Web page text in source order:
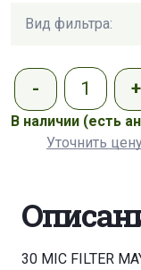
Вид фильтра:
В наличии (есть
Уточнить
30 MIC FILTER